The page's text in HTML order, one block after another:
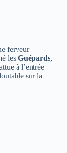
ferveur
les Guépards,
à l’entrée
sur la